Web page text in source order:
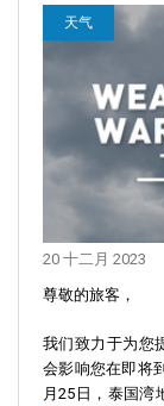
20 十二月 2023
天气
尊敬的旅客，
我们致力于为您
会影响您在即将
月25日，泰国湾